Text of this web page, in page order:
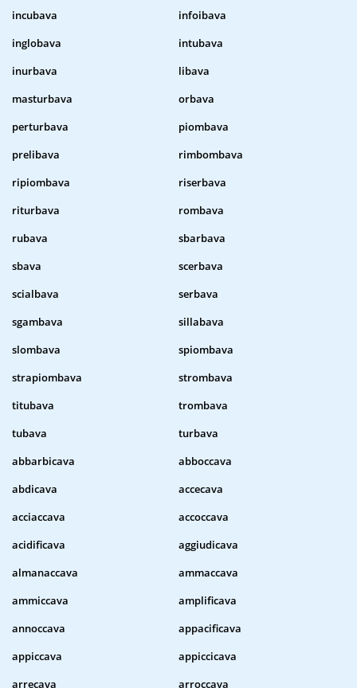
incubava
infoibava
inglobava
intubava
inurbava
libava
masturbava
orbava
perturbava
piombava
prelibava
rimbombava
ripiombava
riserbava
riturbava
rombava
rubava
sbarbava
sbava
scerbava
scialbava
serbava
sgambava
sillabava
slombava
spiombava
strapiombava
strombava
titubava
trombava
tubava
turbava
abbarbicava
abboccava
abdicava
accecava
acciaccava
accoccava
acidificava
aggiudicava
almanaccava
ammaccava
ammiccava
amplificava
annoccava
appacificava
appiccava
appiccicava
arrecava
arroccava